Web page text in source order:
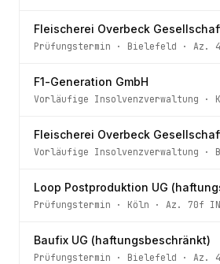
Fleischerei Overbeck
Prüfungstermin · Bielefeld · Az.
F1-Generation GmbH
Vorläufige Insolvenzverwaltung ·
Fleischerei Overbeck
Vorläufige Insolvenzverwaltung ·
Prüfungstermin · Köln · Az. 70f
Baufix UG (haftungsbeschränkt)
Prüfungstermin · Bielefeld · Az.